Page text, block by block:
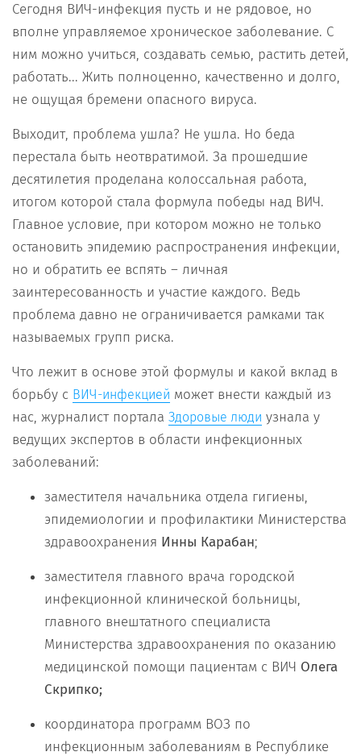
Сегодня ВИЧ-инфекция пусть и не рядовое, но
вполне управляемое хроническое заболевание. С
ним можно учиться, создавать семью, растить детей,
работать... Жить полноценно, качественно и долго,
не ощущая бремени опасного вируса.
Выходит, проблема ушла? Не ушла. Но беда
перестала быть неотвратимой. За прошедшие
десятилетия проделана колоссальная работа,
итогом которой стала формула победы над ВИЧ.
Главное условие, при котором можно не только
остановить эпидемию распространения инфекции,
но и обратить ее вспять – личная
заинтересованность и участие каждого. Ведь
проблема давно не ограничивается рамками так
называемых групп риска.
Что лежит в основе этой формулы и какой вклад в
борьбу с ВИЧ-инфекцией может внести каждый из
нас, журналист портала Здоровые люди узнала у
ведущих экспертов в области инфекционных
заболеваний:
заместителя начальника отдела гигиены,
эпидемиологии и профилактики Министерства
здравоохранения Инны Карабан;
заместителя главного врача городской
инфекционной клинической больницы,
главного внештатного специалиста
Министерства здравоохранения по оказанию
медицинской помощи пациентам с ВИЧ Олега
Скрипко;
координатора программ ВОЗ по
инфекционным заболеваниям в Республике